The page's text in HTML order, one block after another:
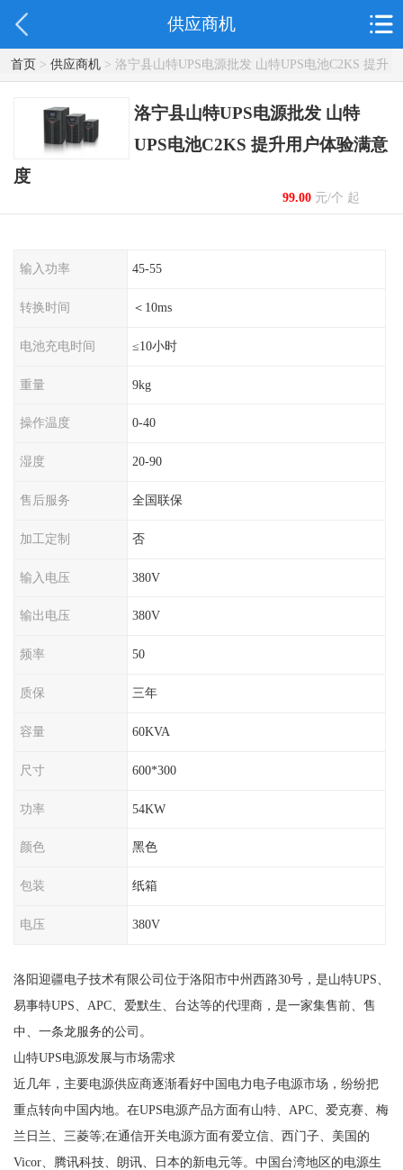
供应商机
首页> 供应商机> 洛宁县山特UPS电源批发 山特UPS电池C2KS 提升
用户体验满意度
洛宁县山特UPS电源批发 山特
UPS电池C2KS 提升用户体验满意
度
99.00元/个 起
输入功率 45-55
转换时间 ＜10ms
电池充电时间 ≤10小时
重量 9kg
操作温度 0-40
湿度 20-90
售后服务 全国联保
加工定制 否
输入电压 380V
输出电压 380V
频率 50
质保 三年
容量 60KVA
尺寸 600*300
功率 54KW
颜色 黑色
包装 纸箱
电压 380V
洛阳迎疆电子技术有限公司位于洛阳市中州西路30号，是山特UPS、
易事特UPS、APC、爱默生、台达等的代理商，是一家集售前、售
中、一条龙服务的公司。
山特UPS电源发展与市场需求
近几年，主要电源供应商逐渐看好中国电力电子电源市场，纷纷把
重点转向中国内地。在UPS电源产品方面有山特、APC、爱克赛、梅
兰日兰、三菱等;在通信开关电源方面有爱立信、西门子、美国的
Vicor、腾讯科技、朗讯、日本的新电元等。中国台湾地区的电源生